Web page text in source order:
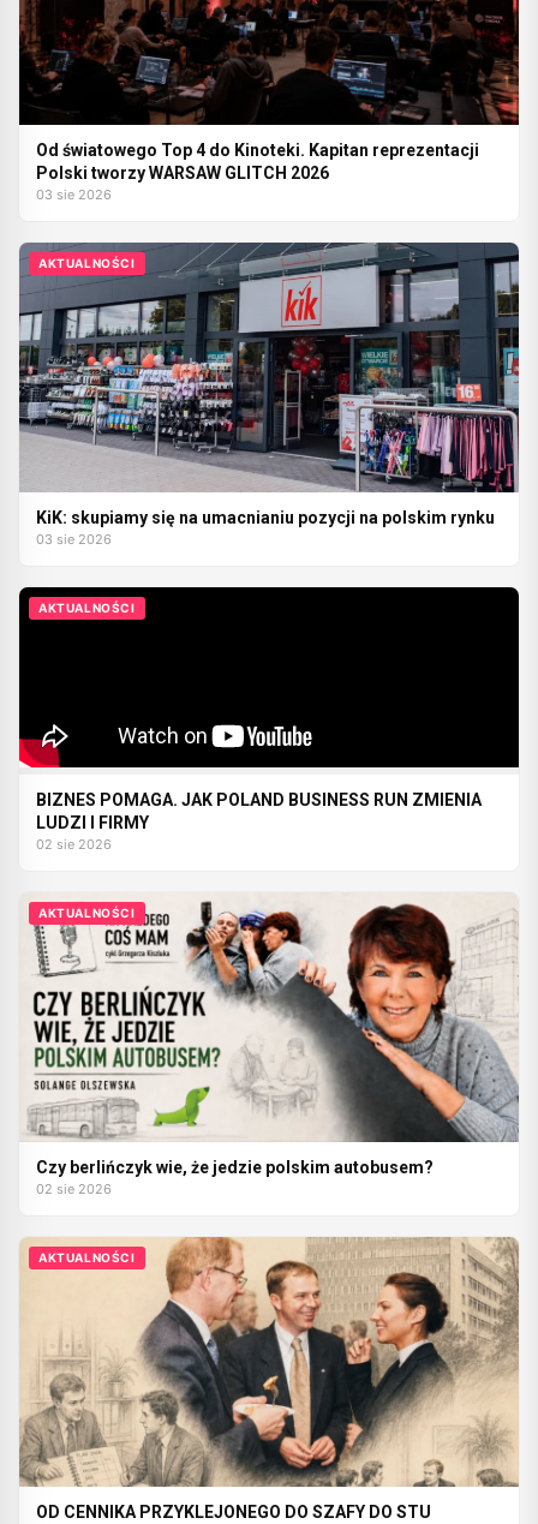
Od światowego Top 4 do Kinoteki. Kapitan reprezentacji
Polski tworzy WARSAW GLITCH 2026
03 sie 2026
AKTUALNOŚCI
KiK: skupiamy się na umacnianiu pozycji na polskim rynku
03 sie 2026
AKTUALNOŚCI
BIZNES POMAGA. JAK POLAND BUSINESS RUN ZMIENIA
LUDZI I FIRMY
02 sie 2026
AKTUALNOŚCI
Czy berlińczyk wie, że jedzie polskim autobusem?
02 sie 2026
AKTUALNOŚCI
OD CENNIKA PRZYKLEJONEGO DO SZAFY DO STU